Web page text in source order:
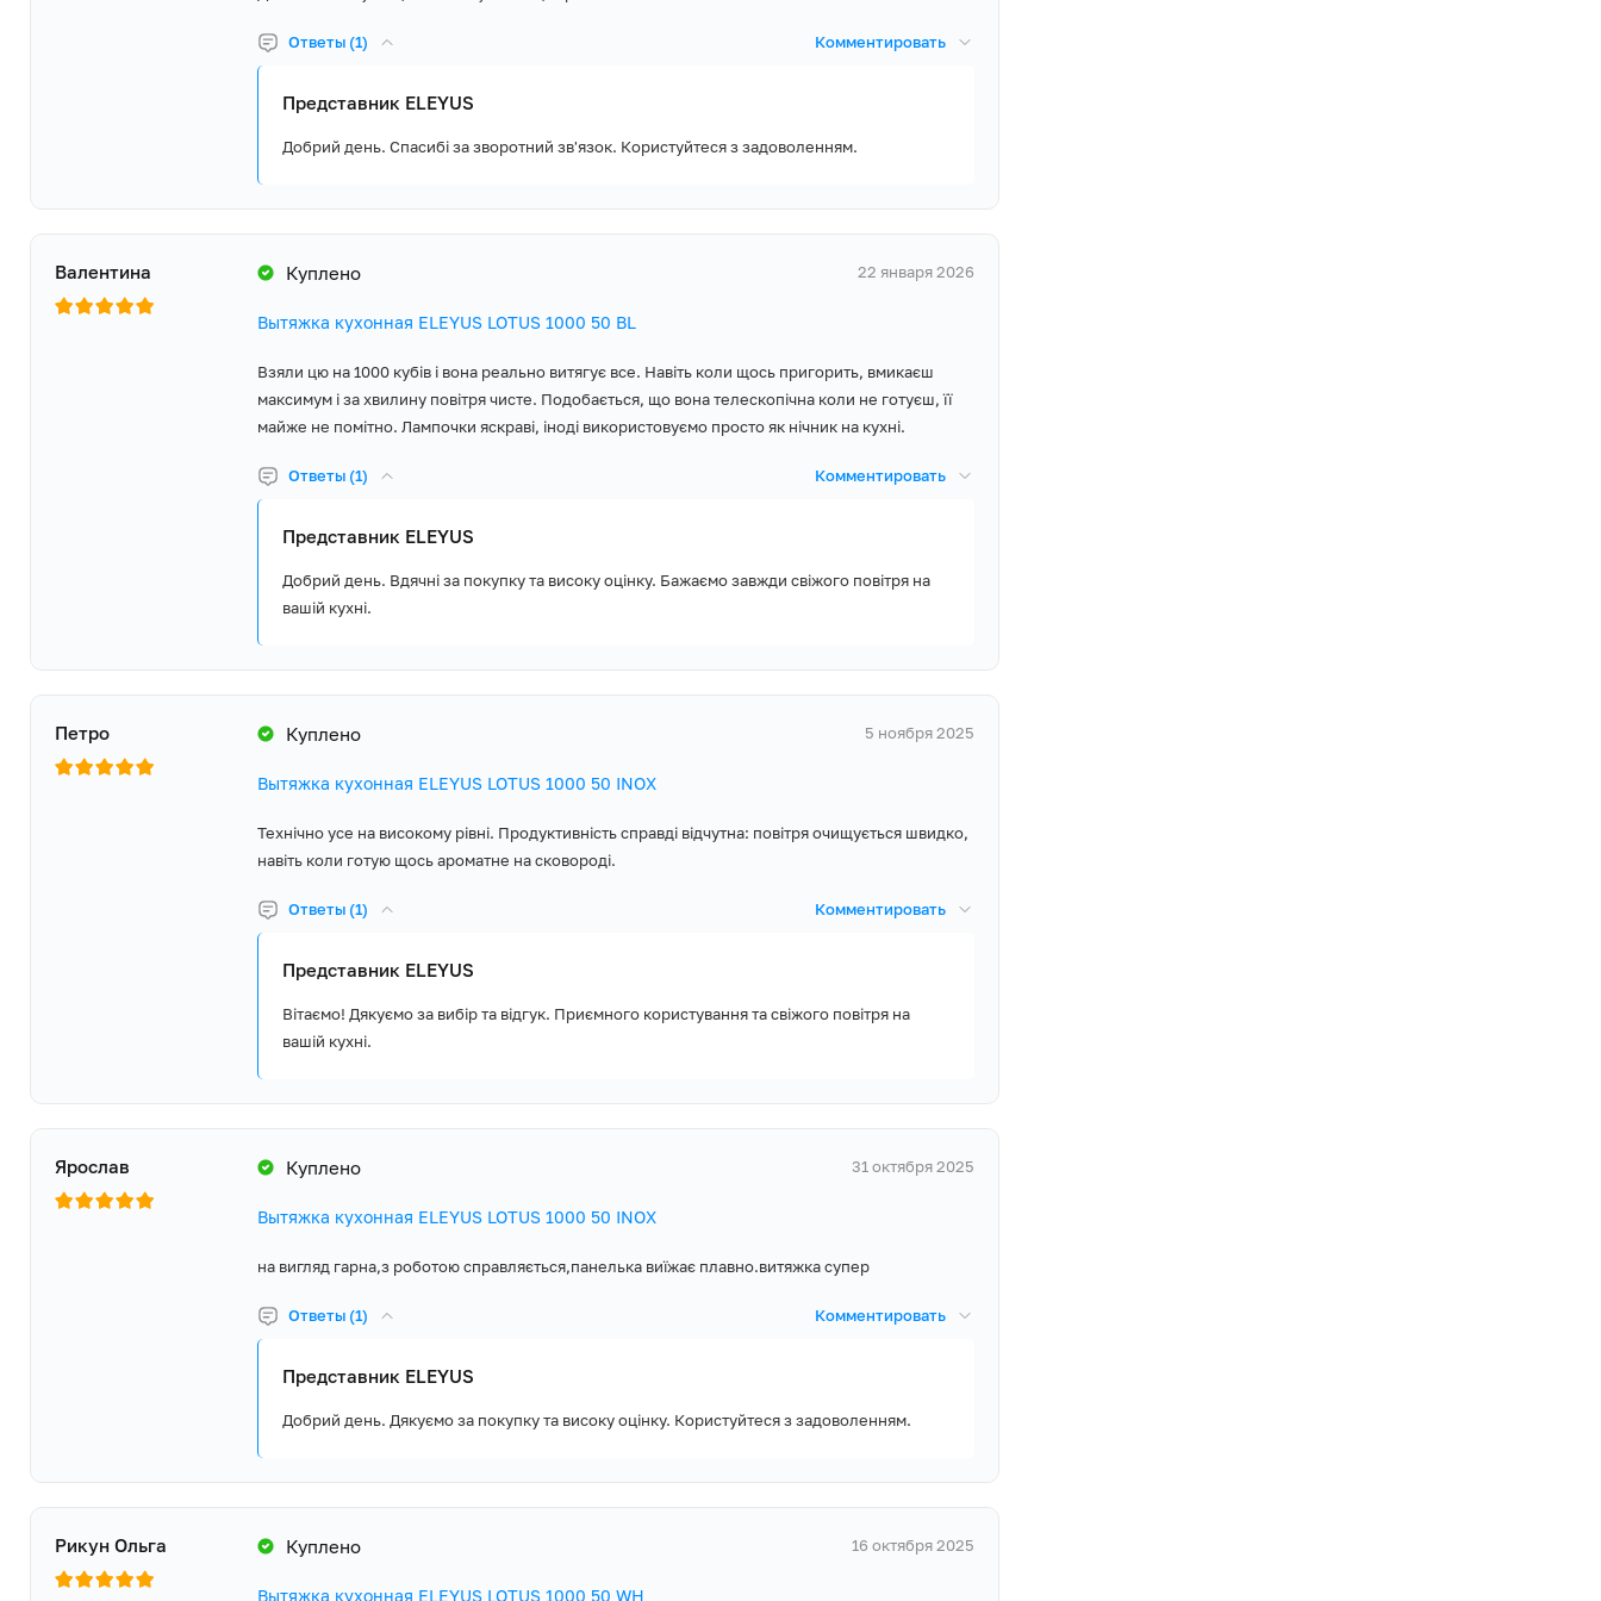
Ответы (1) Комментировать
Представник ELEYUS
Добрий день. Спасибі за зворотний зв'язок. Користуйтеся з задоволенням.
Валентина Куплено 22 января 2026
Вытяжка кухонная ELEYUS LOTUS 1000 50 BL
Взяли цю на 1000 кубів і вона реально витягує все. Навіть коли щось пригорить, вмикаєш
максимум і за хвилину повітря чисте. Подобається, що вона телескопічна коли не готуєш, її
майже не помітно. Лампочки яскраві, іноді використовуємо просто як нічник на кухні.
Ответы (1) Комментировать
Представник ELEYUS
Добрий день. Вдячні за покупку та високу оцінку. Бажаємо завжди свіжого повітря на
вашій кухні.
Петро Куплено 5 ноября 2025
Вытяжка кухонная ELEYUS LOTUS 1000 50 INOX
Технічно усе на високому рівні. Продуктивність справді відчутна: повітря очищується швидко,
навіть коли готую щось ароматне на сковороді.
Ответы (1) Комментировать
Представник ELEYUS
Вітаємо! Дякуємо за вибір та відгук. Приємного користування та свіжого повітря на
вашій кухні.
Ярослав Куплено 31 октября 2025
Вытяжка кухонная ELEYUS LOTUS 1000 50 INOX
на вигляд гарна,з роботою справляється,панелька виїжає плавно.витяжка супер
Ответы (1) Комментировать
Представник ELEYUS
Добрий день. Дякуємо за покупку та високу оцінку. Користуйтеся з задоволенням.
Рикун Ольга Куплено 16 октября 2025
Вытяжка кухонная ELEYUS LOTUS 1000 50 WH